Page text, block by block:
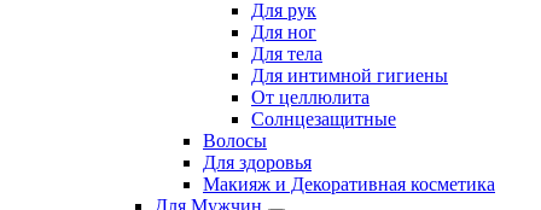
Для рук
Для ног
Для тела
Для интимной гигиены
От целлюлита
Солнцезащитные
Волосы
Для здоровья
Макияж и Декоративная косметика